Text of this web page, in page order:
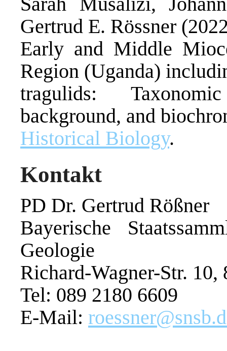
Gertrud E. Rössner
Early and Middle
Region (Uganda)
tragulids:
background, and
Historical Biology.
Kontakt
PD Dr. Gertrud Rößner
Bayerische
Geologie
Richard-Wagner-Str. 10,
Tel: 089 2180 6609
E-Mail: